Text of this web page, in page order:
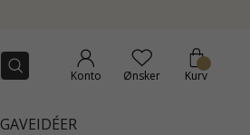
Konto Ønsker Kurv
GAVEIDÉER